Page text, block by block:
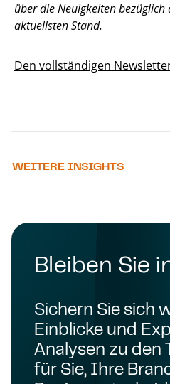
über die Neuigkeiten bezüglich
aktuellsten Stand.
Den vollständigen
WEITERE INSIGHTS
Bleiben Sie
Sichern Sie sich
Einblicke und
Analysen zu den
für Sie, Ihre